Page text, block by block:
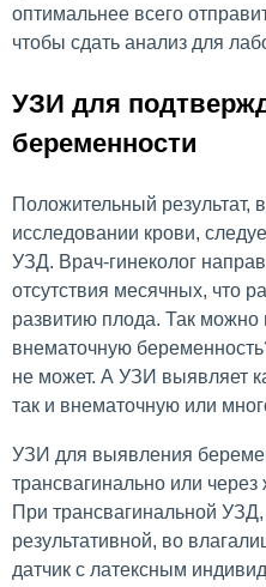
оптимальнее всего
чтобы сдать анализ для
УЗИ для
беременности
Положительный результат,
исследовании крови,
УЗД. Врач-гинеколог
отсутствия месячных, что
развитию плода. Так можно
внематочную
не может. А УЗИ выявляет
так и внематочную или
УЗИ для выявления
трансвагинально или через
При трансвагинальной
результативной, во
датчик с латексным